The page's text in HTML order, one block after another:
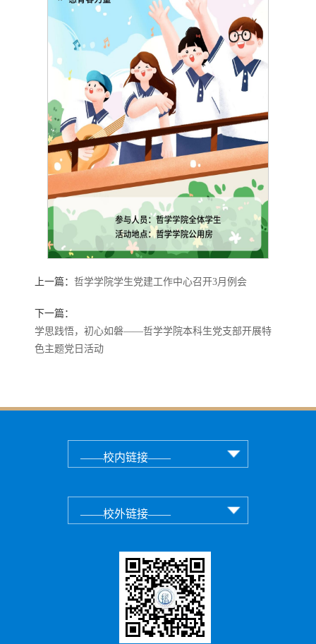
上一篇：哲学学院学生党建工作中心召开3月例会
下一篇：
学思践悟，初心如磐——哲学学院本科生党支部开展特
色主题党日活动